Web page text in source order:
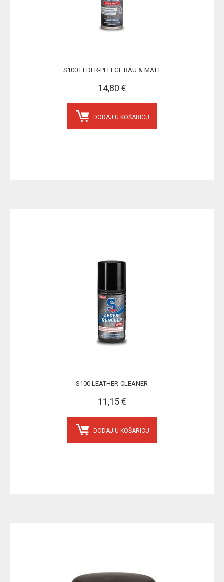
S100 LEDER-PFLEGE RAU & MATT
14,80 €
DODAJ U KOŠARICU
S100 LEATHER-CLEANER
11,15 €
DODAJ U KOŠARICU